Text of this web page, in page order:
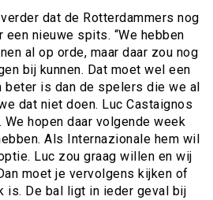
dat de Rotterdammers nog
nieuwe spits. “We hebben
al op orde, maar daar zou nog
bij kunnen. Dat moet wel een
is dan de spelers die we al
dat niet doen. Luc Castaignos
hopen daar volgende week
Als Internazionale hem wil
Luc zou graag willen en wij
moet je vervolgens kijken of
is. De bal ligt in ieder geval bij